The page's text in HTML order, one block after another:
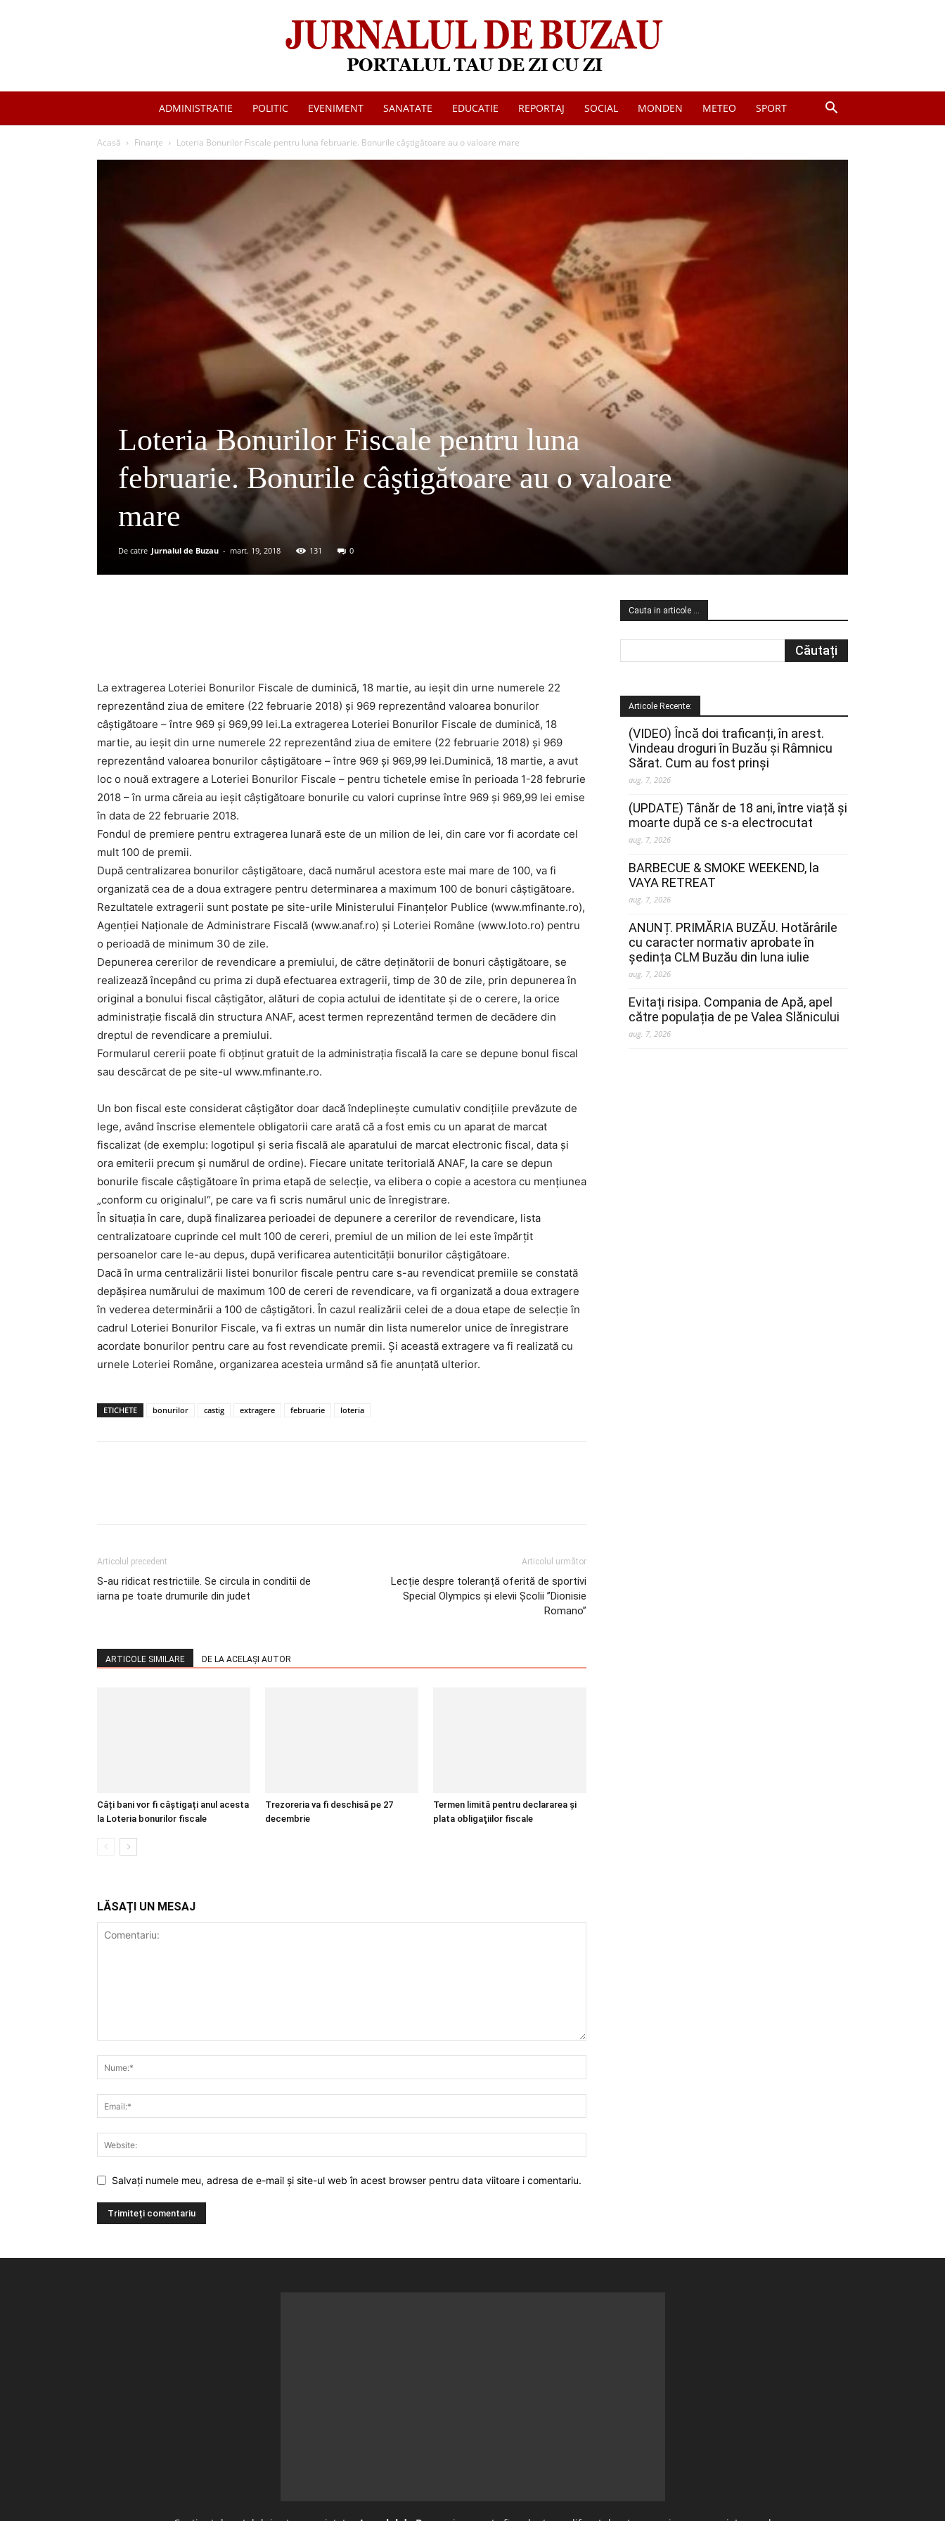
Jurnalul
ADMINISTRATIE POLITIC EVENIMENT SANATATE EDUCATIE REPORTAJ SOCIAL MONDEN METEO SPORT
Acasă Finanţe Loteria Bonurilor Fiscale pentru luna februarie. Bonurile câştigătoare au o valoare mare
Loteria Bonurilor Fiscale pentru luna
februarie. Bonurile câştigătoare au o valoare
mare
De catre Jurnalul de Buzau - mart. 19, 2018 131 0
La extragerea Loteriei Bonurilor Fiscale de duminică, 18 martie, au ieşit din urne numerele 22
reprezentând ziua de emitere (22 februarie 2018) şi 969 reprezentând valoarea bonurilor
câştigătoare – între 969 şi 969,99 lei.La extragerea Loteriei Bonurilor Fiscale de duminică, 18
martie, au ieşit din urne numerele 22 reprezentând ziua de emitere (22 februarie 2018) şi 969
reprezentând valoarea bonurilor câştigătoare – între 969 şi 969,99 lei.Duminică, 18 martie, a avut
loc o nouă extragere a Loteriei Bonurilor Fiscale – pentru tichetele emise în perioada 1-28 februrie
2018 – în urma căreia au ieşit câştigătoare bonurile cu valori cuprinse între 969 şi 969,99 lei emise
în data de 22 februarie 2018.
Fondul de premiere pentru extragerea lunară este de un milion de lei, din care vor fi acordate cel
mult 100 de premii.
După centralizarea bonurilor câştigătoare, dacă numărul acestora este mai mare de 100, va fi
organizată cea de a doua extragere pentru determinarea a maximum 100 de bonuri câştigătoare.
Rezultatele extragerii sunt postate pe site-urile Ministerului Finanţelor Publice (www.mfinante.ro),
Agenţiei Naţionale de Administrare Fiscală (www.anaf.ro) şi Loteriei Române (www.loto.ro) pentru
o perioadă de minimum 30 de zile.
Depunerea cererilor de revendicare a premiului, de către deţinătorii de bonuri câştigătoare, se
realizează începând cu prima zi după efectuarea extragerii, timp de 30 de zile, prin depunerea în
original a bonului fiscal câştigător, alături de copia actului de identitate şi de o cerere, la orice
administraţie fiscală din structura ANAF, acest termen reprezentând termen de decădere din
dreptul de revendicare a premiului.
Formularul cererii poate fi obţinut gratuit de la administraţia fiscală la care se depune bonul fiscal
sau descărcat de pe site-ul www.mfinante.ro.
Un bon fiscal este considerat câştigător doar dacă îndeplineşte cumulativ condiţiile prevăzute de
lege, având înscrise elementele obligatorii care arată că a fost emis cu un aparat de marcat
fiscalizat (de exemplu: logotipul şi seria fiscală ale aparatului de marcat electronic fiscal, data şi
ora emiterii precum şi numărul de ordine). Fiecare unitate teritorială ANAF, la care se depun
bonurile fiscale câştigătoare în prima etapă de selecţie, va elibera o copie a acestora cu menţiunea
„conform cu originalul“, pe care va fi scris numărul unic de înregistrare.
În situaţia în care, după finalizarea perioadei de depunere a cererilor de revendicare, lista
centralizatoare cuprinde cel mult 100 de cereri, premiul de un milion de lei este împărţit
persoanelor care le-au depus, după verificarea autenticităţii bonurilor câştigătoare.
Dacă în urma centralizării listei bonurilor fiscale pentru care s-au revendicat premiile se constată
depăşirea numărului de maximum 100 de cereri de revendicare, va fi organizată a doua extragere
în vederea determinării a 100 de câştigători. În cazul realizării celei de a doua etape de selecţie în
cadrul Loteriei Bonurilor Fiscale, va fi extras un număr din lista numerelor unice de înregistrare
acordate bonurilor pentru care au fost revendicate premii. Şi această extragere va fi realizată cu
urnele Loteriei Române, organizarea acesteia urmând să fie anunţată ulterior.
ETICHETE bonurilor castig extragere februarie loteria
Articolul precedent
S-au ridicat restrictiile. Se circula in conditii de
iarna pe toate drumurile din judet
Articolul următor
Lecție despre toleranță oferită de sportivi
Special Olympics și elevii Școlii ”Dionisie
Romano”
ARTICOLE SIMILARE DE LA ACELAȘI AUTOR
Câți bani vor fi câștigați anul acesta
la Loteria bonurilor fiscale
Trezoreria va fi deschisă pe 27
decembrie
Termen limită pentru declararea şi
plata obligaţiilor fiscale
LĂSAȚI UN MESAJ
Salvați numele meu, adresa de e-mail și site-ul web în acest browser pentru data viitoare i comentariu.
Cauta in articole …
Articole Recente:
(VIDEO) Încă doi traficanți, în arest.
Vindeau droguri în Buzău și Râmnicu
Sărat. Cum au fost prinși
aug. 7, 2026
(UPDATE) Tânăr de 18 ani, între viață și
moarte după ce s-a electrocutat
aug. 7, 2026
BARBECUE & SMOKE WEEKEND, la
VAYA RETREAT
aug. 7, 2026
ANUNȚ. PRIMĂRIA BUZĂU. Hotărârile
cu caracter normativ aprobate în
ședința CLM Buzău din luna iulie
aug. 7, 2026
Evitați risipa. Compania de Apă, apel
către populația de pe Valea Slănicului
aug. 7, 2026